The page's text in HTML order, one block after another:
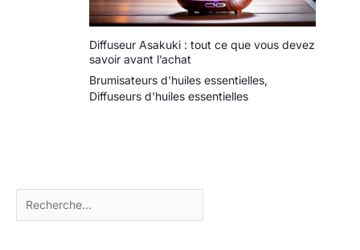
Diffuseur Asakuki : tout ce que vous devez
savoir avant l’achat
Brumisateurs d'huiles essentielles,
Diffuseurs d'huiles essentielles